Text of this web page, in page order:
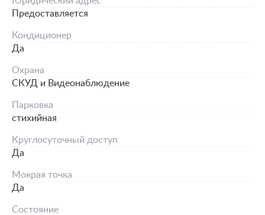
Предоставляется
Кондиционер
Да
Охрана
СКУД и Видеонаблюдение
Парковка
стихийная
Круглосуточный доступ
Да
Мокрая точка
Да
Состояние